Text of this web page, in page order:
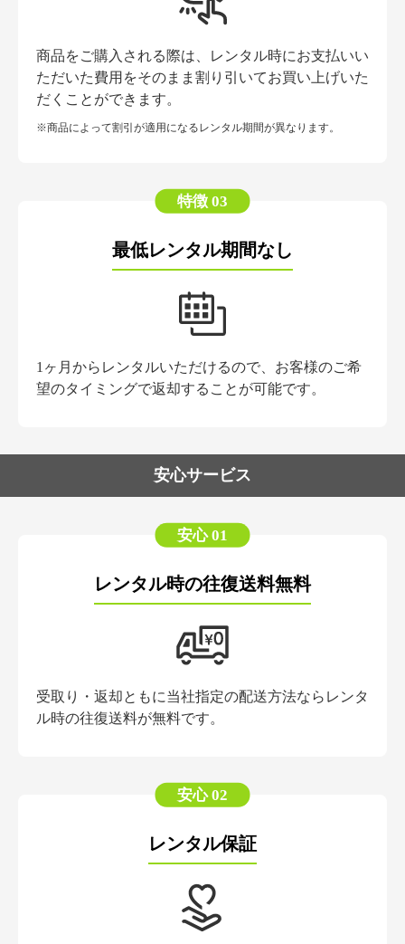
商品をご購入される際は、レンタル時にお支払いい
ただいた費用をそのまま割り引いてお買い上げいた
だくことができます。
※商品によって割引が適用になるレンタル期間が異なります。
特徴 03
最低レンタル期間なし
1ヶ月からレンタルいただけるので、お客様のご希
望のタイミングで返却することが可能です。
安心サービス
安心 01
レンタル時の往復送料無料
受取り・返却ともに当社指定の配送方法ならレンタ
ル時の往復送料が無料です。
安心 02
レンタル保証